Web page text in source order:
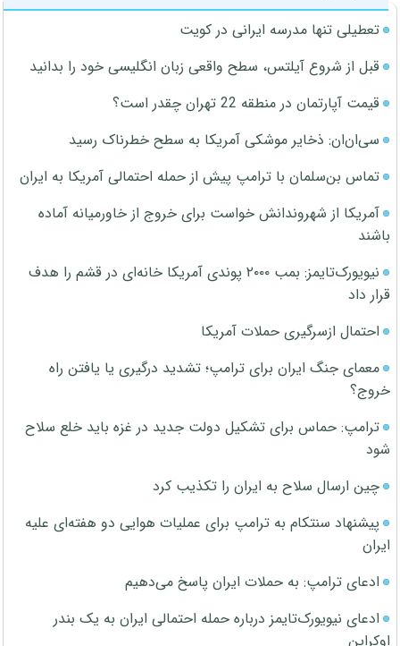
تعطیلی تنها مدرسه ایرانی در کویت
قبل از شروع آیلتس، سطح واقعی زبان انگلیسی خود را بدانید
قیمت آپارتمان در منطقه 22 تهران چقدر است؟
سی‌ان‌ان: ذخایر موشکی آمریکا به سطح خطرناک رسید
تماس بن‌سلمان با ترامپ پیش از حمله احتمالی آمریکا به ایران
آمریکا از شهروندانش خواست برای خروج از خاورمیانه آماده
باشند
نیویورک‌تایمز: بمب ۲۰۰۰ پوندی آمریکا خانه‌ای در قشم را هدف
قرار داد
احتمال ازسرگیری حملات آمریکا
معمای جنگ ایران برای ترامپ؛ تشدید درگیری یا یافتن راه
خروج؟
ترامپ: حماس برای تشکیل دولت جدید در غزه باید خلع سلاح
شود
چین ارسال سلاح به ایران را تکذیب کرد
پیشنهاد سنتکام به ترامپ برای عملیات هوایی دو هفته‌ای علیه
ایران
ادعای ترامپ: به حملات ایران پاسخ می‌دهیم
ادعای نیویورک‌تایمز درباره حمله احتمالی ایران به یک بندر
اوکراین